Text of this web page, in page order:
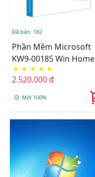
Đã bán: 182
Phần Mềm Microsoft
KW9-00185 Win Home
10 Win32 Eng Intl 1pk
DSP OEI DVD
★ ★ ★ ★ ★
2.520.000 đ
Mới 100%